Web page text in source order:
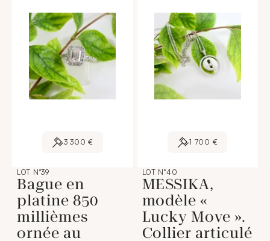
3 300 €
LOT N°39
Bague en
platine 850
millièmes
ornée au
1 700 €
LOT N°40
MESSIKA,
modèle «
Lucky Move ».
Collier articulé